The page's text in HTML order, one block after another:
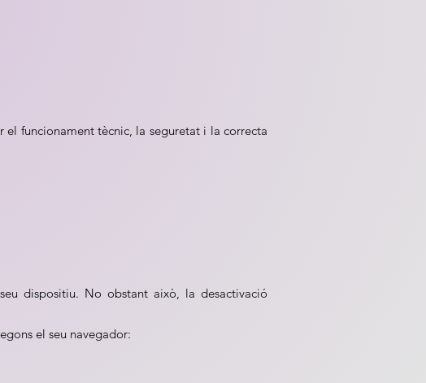
funcionament tècnic, la seguretat i la correcta
dispositiu. No obstant això, la desactivació
el seu navegador: